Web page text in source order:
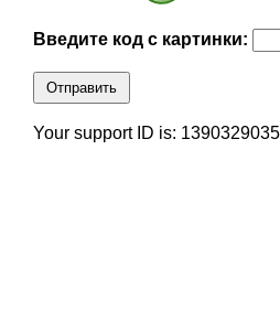
Введите код с картинки:
Отправить
Your support ID is: